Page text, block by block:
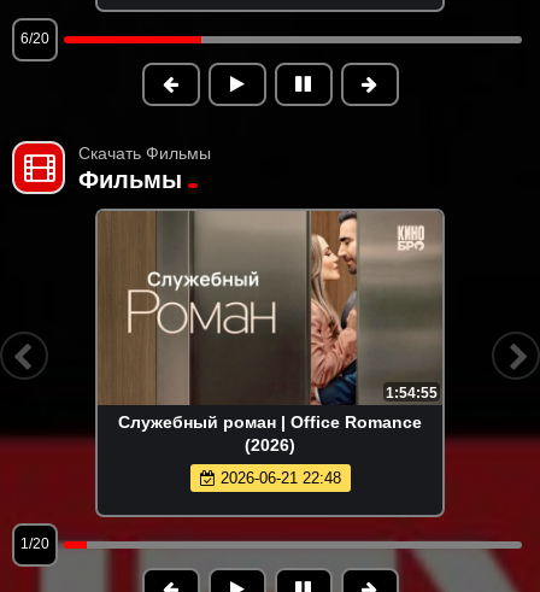
6/20
Скачать Фильмы
Фильмы
1:54:55
Служебный роман | Office Romance
(2026)
2026-06-21 22:48
1/20